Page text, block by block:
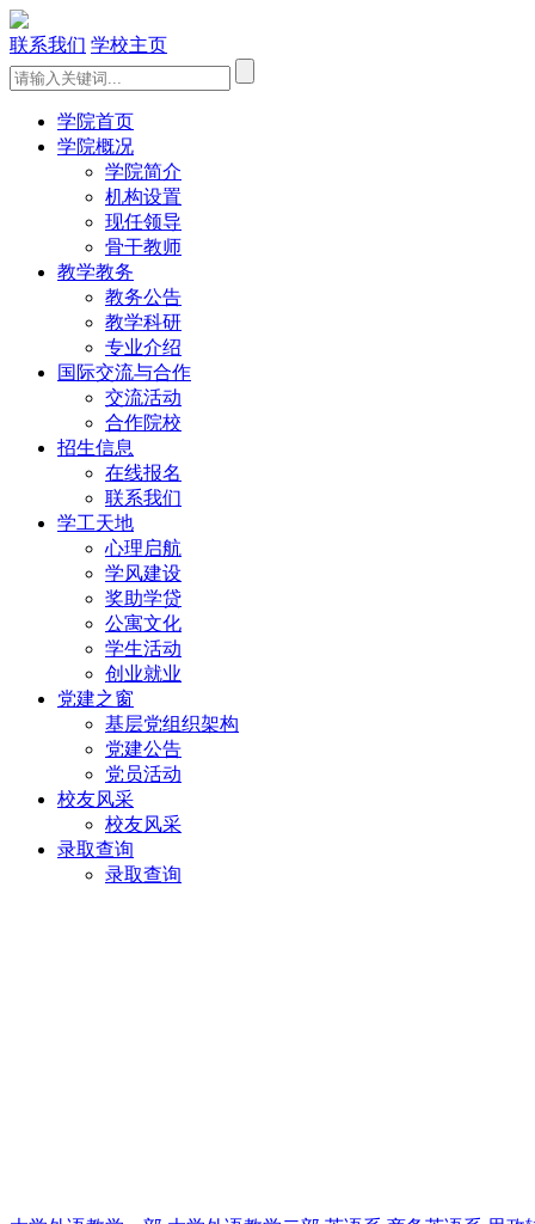
联系我们 学校主页
学院首页
学院概况
学院简介
机构设置
现任领导
骨干教师
教学教务
教务公告
教学科研
专业介绍
国际交流与合作
交流活动
合作院校
招生信息
在线报名
联系我们
学工天地
心理启航
学风建设
奖助学贷
公寓文化
学生活动
创业就业
党建之窗
基层党组织架构
党建公告
党员活动
校友风采
校友风采
录取查询
录取查询